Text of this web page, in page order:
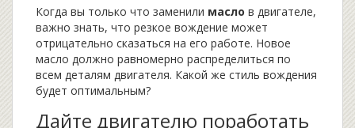
Когда вы только что заменили масло в двигателе,
важно знать, что резкое вождение может
отрицательно сказаться на его работе. Новое
масло должно равномерно распределиться по
всем деталям двигателя. Какой же стиль вождения
будет оптимальным?
Дайте двигателю поработать